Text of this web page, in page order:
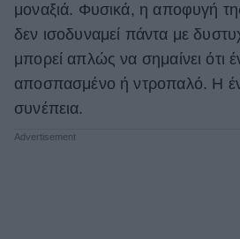
μοναξιά. Φυσικά, η αποφυγή
δεν ισοδυναμεί πάντα με
μπορεί απλώς να σημαίνει ότι
αποσπασμένο ή ντροπαλό. Η
συνέπεια.